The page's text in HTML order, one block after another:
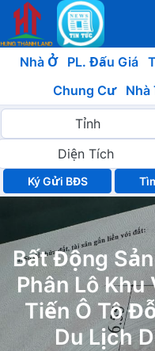
Nhà Ở PL. Đấu Giá
Chung Cư
Nhà
Ký Gửi BĐS
Bất Động
Phân Lô
Tiến Ô Tô
Du Lịch